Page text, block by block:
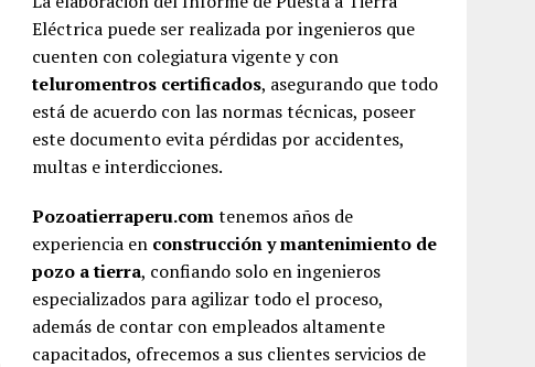
Eléctrica puede ser realizada por ingenieros que
cuenten con colegiatura vigente y con
teluromentros certificados, asegurando que todo
está de acuerdo con las normas técnicas, poseer
este documento evita pérdidas por accidentes,
multas e interdicciones.
Pozoatierraperu.comtenemos años de
experiencia en construcción y mantenimiento de
pozo a tierra, confiando solo en ingenieros
especializados para agilizar todo el proceso,
además de contar con empleados altamente
capacitados, ofrecemos a sus clientes servicios de